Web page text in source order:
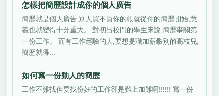
怎樣把簡歷設計成你的個人廣告
簡歷就是個人廣告,別人買不買你的帳就從你的簡歷開始,意
義也就變得十分重大。 對初出校門的學生來說,簡歷事關第
一份工作。 而有工作經驗的人,要想提職加薪攀別的高枝兒,
簡歷就得...
如何寫一份動人的簡歷
工作不難找但要找份好的工作卻是難上加難啊!!!!!! 寫一份